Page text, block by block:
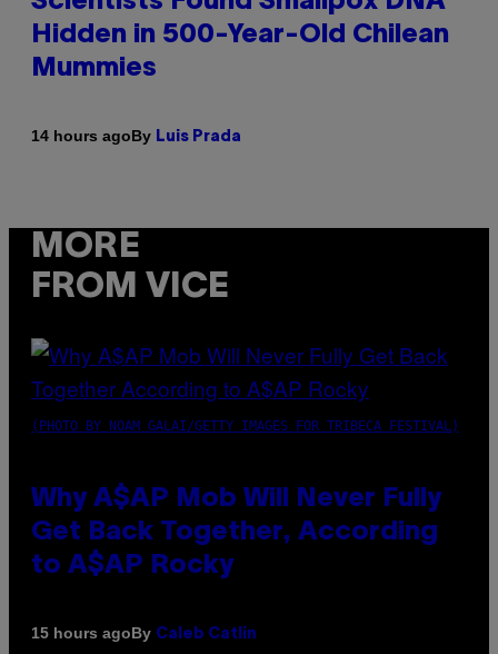
Hidden in 500-Year-Old Chilean
Mummies
14 hours agoBy Luis Prada
MORE
FROM VICE
(PHOTO BY NOAM GALAI/GETTY IMAGES FOR TRIBECA FESTIVAL)
Why A$AP Mob Will Never Fully
Get Back Together, According
to A$AP Rocky
15 hours agoBy Caleb Catlin